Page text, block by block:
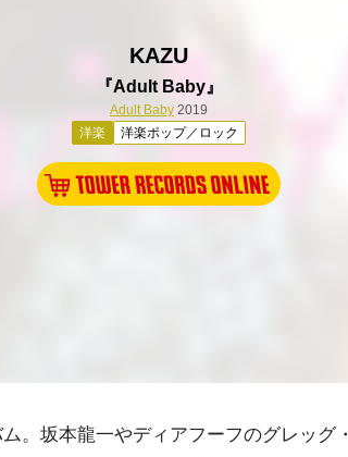
KAZU
『Adult Baby』
Adult Baby 2019
洋楽
洋楽ポップ／ロック
。坂本龍一やディアフーフのグレッグ・